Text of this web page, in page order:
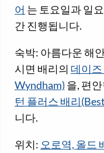
어 는 토요일과 일
간 진행됩니다.
숙박: 아름다운 해
시면 배리의 데이
Wyndham) 을, 편
턴 플러스 배리
니다.
위치: 오로역, 올드